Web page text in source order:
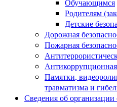
Обучающимся
Родителям
Детские
Дорожная
Пожарная
Памятки,
травматизма и
Сведения об